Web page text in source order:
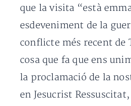
que la visita “està
esdeveniment de la
conflicte més recent de
cosa que fa que ens
la proclamació de la
en Jesucrist